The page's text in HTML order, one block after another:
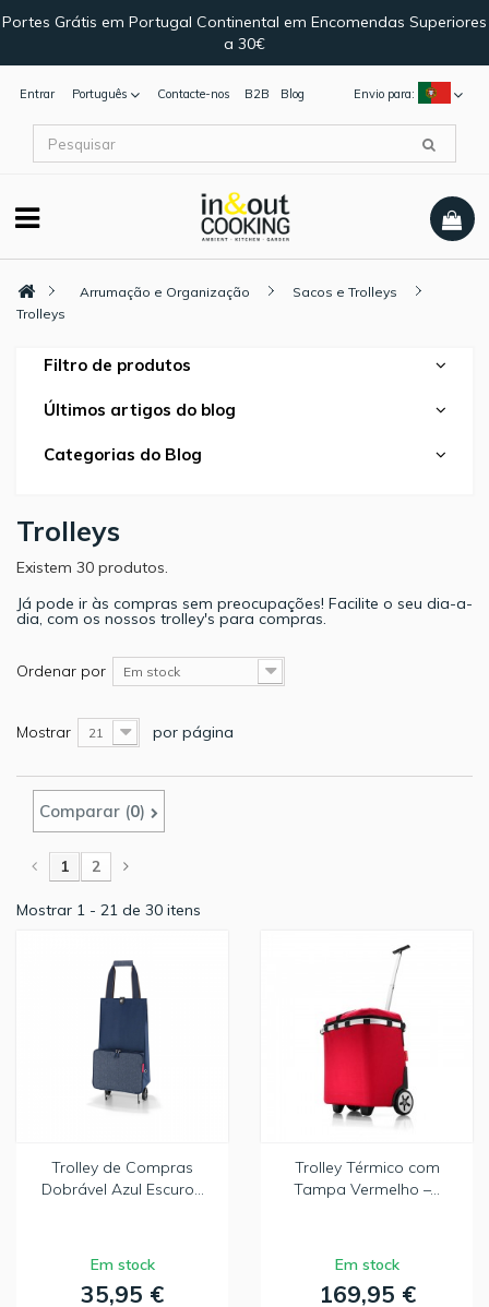
Portes Grátis em Portugal Continental em Encomendas Superiores
a 30€
Entrar Português Envio para:
Contacte-nos B2B Blog
Arrumação e Organização
Sacos e Trolleys
Trolleys
Filtro de produtos
Últimos artigos do blog
Categorias do Blog
Trolleys
Existem 30 produtos.
Já pode ir às compras sem preocupações! Facilite o seu dia-a-
dia, com os nossos trolley's para compras.
Ordenar por Em stock
Mostrar 21 por página
Comparar (0)
1 2
Mostrar 1 - 21 de 30 itens
Trolley de Compras
Dobrável Azul Escuro...
Em stock
35,95 €
Trolley Térmico com
Tampa Vermelho –...
Em stock
169,95 €